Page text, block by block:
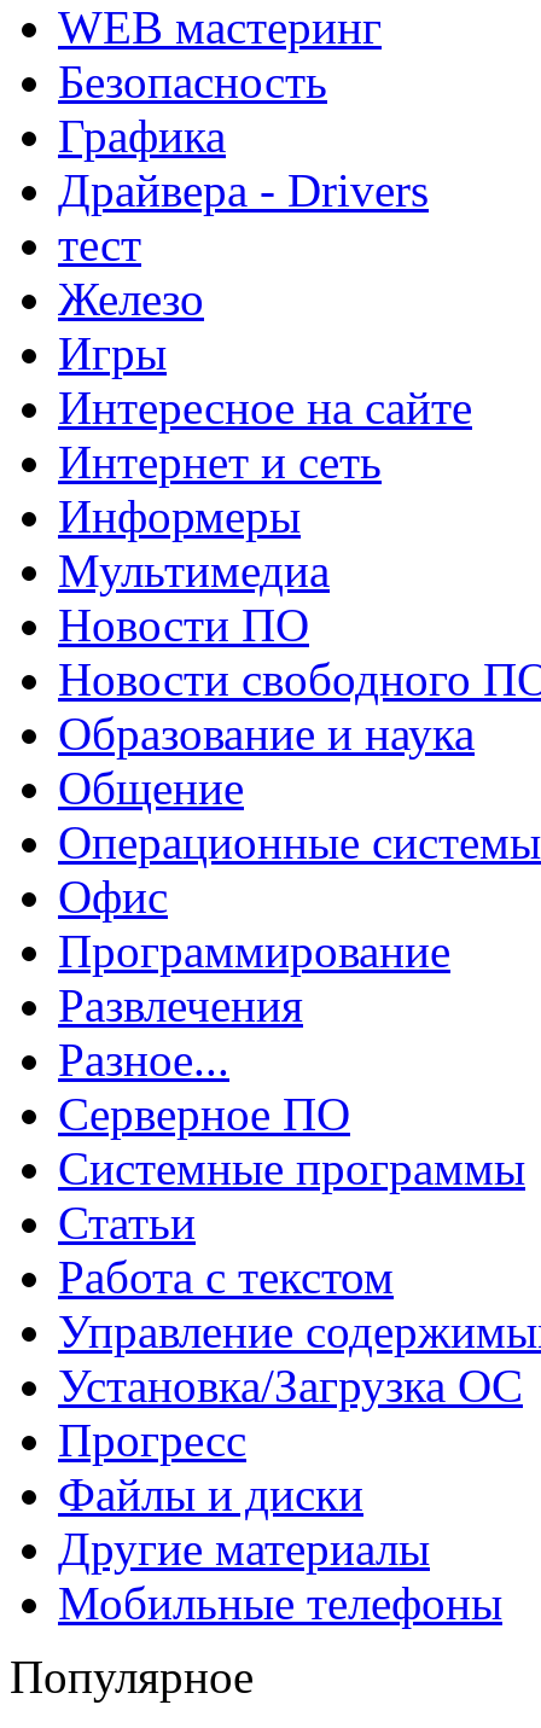
WEB мастеринг
Безопасность
Графика
Драйвера - Drivers
тест
Железо
Игры
Интересное на сайте
Интернет и сеть
Информеры
Мультимедиа
Новости ПО
Новости свободного
Образование и наука
Общение
Операционные системы
Офис
Программирование
Развлечения
Разное...
Серверное ПО
Системные программы
Статьи
Работа с текстом
Управление
Установка/Загрузка ОС
Прогресс
Файлы и диски
Другие материалы
Мобильные телефоны
Популярное